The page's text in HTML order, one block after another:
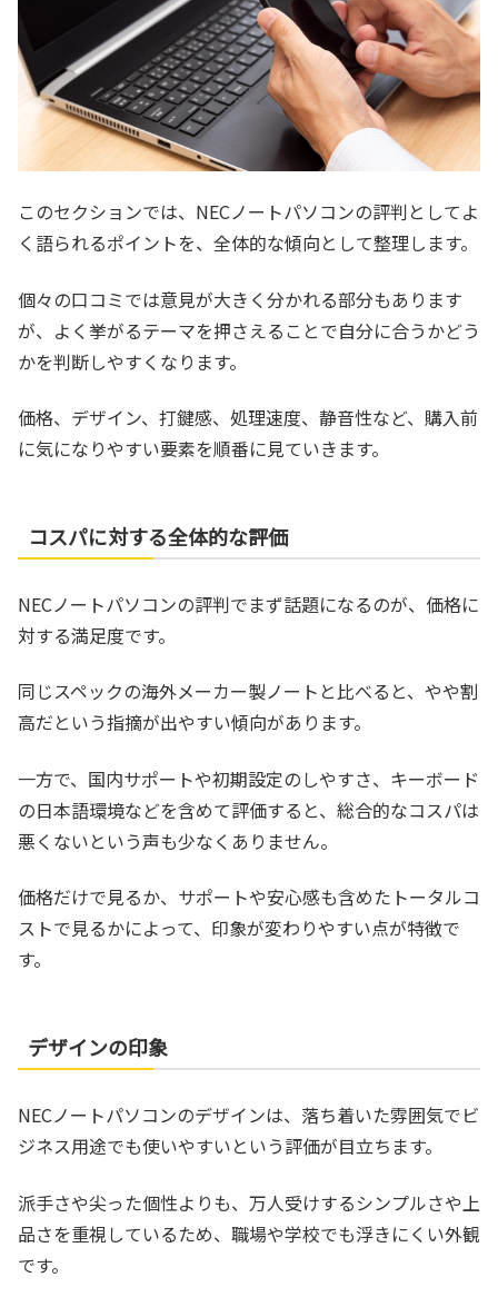
このセクションでは、NECノートパソコンの評判としてよ
く語られるポイントを、全体的な傾向として整理します。
個々の口コミでは意見が大きく分かれる部分もあります
が、よく挙がるテーマを押さえることで自分に合うかどう
かを判断しやすくなります。
価格、デザイン、打鍵感、処理速度、静音性など、購入前
に気になりやすい要素を順番に見ていきます。
コスパに対する全体的な評価
NECノートパソコンの評判でまず話題になるのが、価格に
対する満足度です。
同じスペックの海外メーカー製ノートと比べると、やや割
高だという指摘が出やすい傾向があります。
一方で、国内サポートや初期設定のしやすさ、キーボード
の日本語環境などを含めて評価すると、総合的なコスパは
悪くないという声も少なくありません。
価格だけで見るか、サポートや安心感も含めたトータルコ
ストで見るかによって、印象が変わりやすい点が特徴で
す。
デザインの印象
NECノートパソコンのデザインは、落ち着いた雰囲気でビ
ジネス用途でも使いやすいという評価が目立ちます。
派手さや尖った個性よりも、万人受けするシンプルさや上
品さを重視しているため、職場や学校でも浮きにくい外観
です。